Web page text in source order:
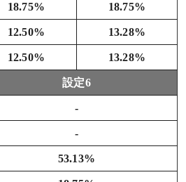
18.75% 18.75%
12.50% 13.28%
12.50% 13.28%
設定6
-
-
53.13%